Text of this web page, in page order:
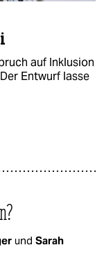
auf Inklusion
Entwurf lasse
und Sarah